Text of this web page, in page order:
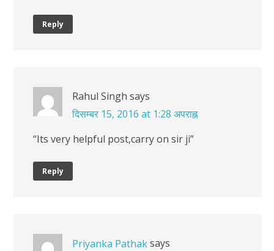
Reply
Rahul Singh says
दिसम्बर 15, 2016 at 1:28 अपराह्न
“Its very helpful post,carry on sir ji”
Reply
Priyanka Pathaksays